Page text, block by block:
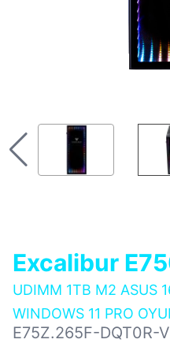
Excalibur
UDIMM 1TB M2 ASUS
WINDOWS 11 PRO
E75Z.265F-DQT0R-